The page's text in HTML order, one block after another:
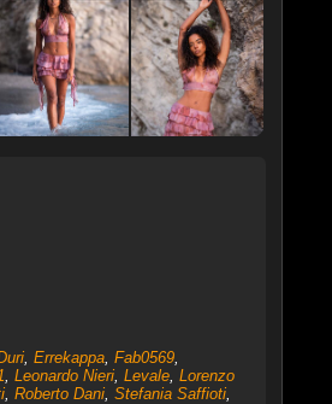
, Errekappa, Fab0569,
, Leonardo Nieri, Levale, Lorenzo
, Roberto Dani, Stefania Saffioti,